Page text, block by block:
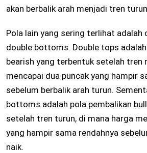
akan berbalik arah menjadi tren
Pola lain yang sering terlihat adalah
double bottoms. Double tops
bearish yang terbentuk setelah tren
mencapai dua puncak yang hampir
sebelum berbalik arah turun.
bottoms adalah pola pembalikan
setelah tren turun, di mana harga
yang hampir sama rendahnya
naik.